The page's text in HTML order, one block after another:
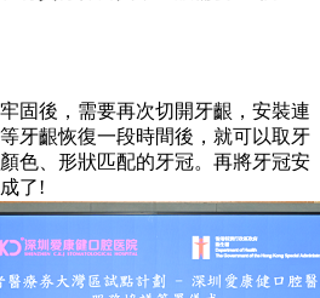
後，需要再次切開牙齦，安裝連
牙齦恢復一段時間後，就可以取牙
色、形狀匹配的牙冠。再將牙冠安
了!